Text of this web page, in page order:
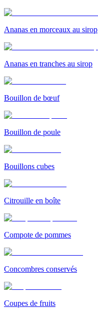
Ananas en morceaux au sirop
Ananas en tranches au sirop
Bouillon de bœuf
Bouillon de poule
Bouillons cubes
Citrouille en boîte
Compote de pommes
Concombres conservés
Coupes de fruits